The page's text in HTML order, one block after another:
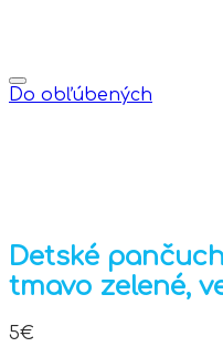
Do obľúbených
Detské
tmavo zelené,
5€